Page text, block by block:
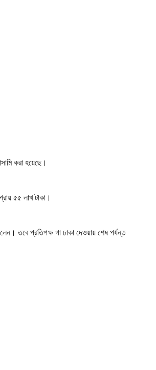
করা হয়েছে।
৫৫ লাখ টাকা।
তবে প্রতিপক্ষ গা ঢাকা দেওয়ায় শেষ পর্যন্ত